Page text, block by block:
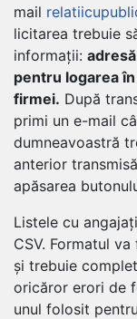
mail
licitarea trebuie
informații:
pentru logarea
firmei. După
primi un e-mail
dumneavoastră
anterior
apăsarea
Listele cu
CSV. Formatul
și trebuie
oricăror erori de
unul folosit pentru